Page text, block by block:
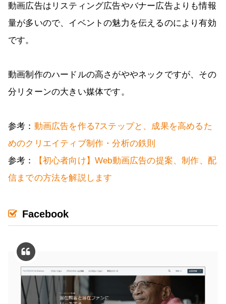
動画広告はリスティング広告やバナー広告よりも情報
量が多いので、イベントの魅力を伝えるのにより有効
です。
動画制作のハードルの高さがややネックですが、その
分リターンの大きい媒体です。
参考： 動画広告を作る7ステップと、成果を高めるた
めのクリエイティブ制作・分析の鉄則
参考：
【初心者向け】Web動画広告の提案、制作、配
信までの方法を解説します
Facebook